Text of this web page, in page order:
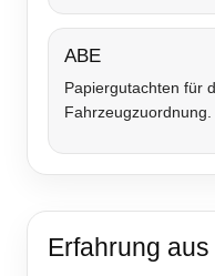
ABE
Papiergutachten für
Fahrzeugzuordnung.
Erfahrung